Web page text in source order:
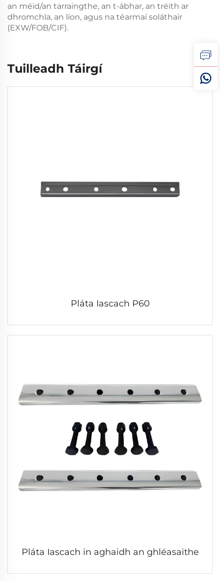
an méid/an tarraingthe, an t-ábhar, an tréith ar
dhromchla, an líon, agus na téarmaí soláthair
(EXW/FOB/CIF).
Tuilleadh Táirgí
Pláta Iascach P60
Pláta Iascach in aghaidh an ghléasaithe